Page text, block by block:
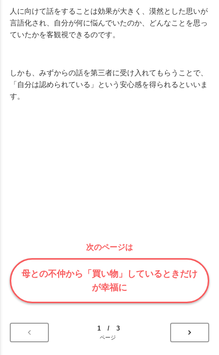
人に向けて話をすることは効果が大きく、漠然とした思いが
言語化され、自分が何に悩んでいたのか、どんなことを思っ
ていたかを客観視できるのです。
しかも、みずからの話を第三者に受け入れてもらうことで、
「自分は認められている」という安心感を得られるといいま
す。
次のページは
母との不仲から「買い物」しているときだけ
が幸福に
1 / 3
ページ